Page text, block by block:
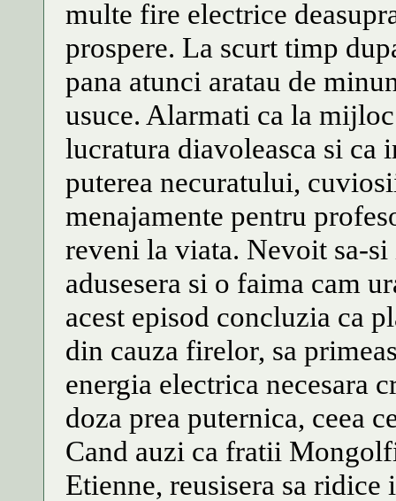
multe fire electrice
prospere. La scurt timp
pana atunci aratau de
usuce. Alarmati ca la
lucratura diavoleasca si ca
puterea necuratului,
menajamente pentru
reveni la viata. Nevoit sa-
adusesera si o faima cam
acest episod concluzia ca
din cauza firelor, sa
energia electrica necesara
doza prea puternica, ceea
Cand auzi ca fratii
Etienne, reusisera sa